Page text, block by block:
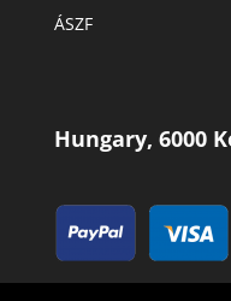
ÁSZF
Hungary, 6000